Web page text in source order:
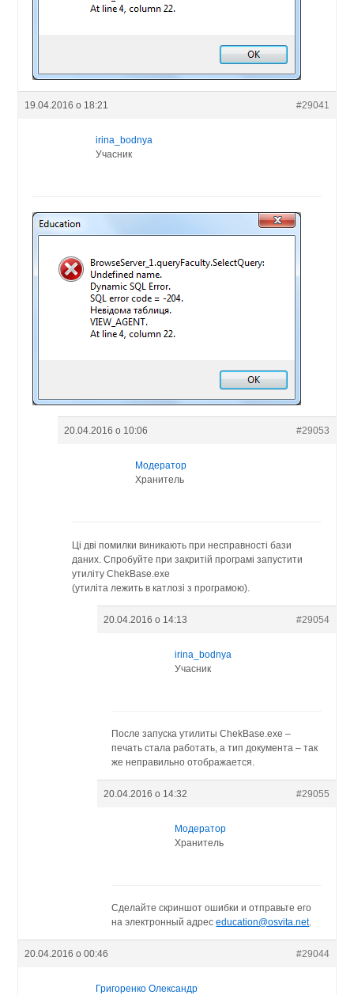
19.04.2016 о 18:21 #29041
irina_bodnya
Учасник
20.04.2016 о 10:06 #29053
Модератор
Хранитель
Ці дві помилки виникають при несправності бази
даних. Спробуйте при закритій програмі запустити
утиліту ChekBase.exe
(утиліта лежить в катлозі з програмою).
20.04.2016 о 14:13 #29054
irina_bodnya
Учасник
После запуска утилиты ChekBase.exe –
печать стала работать, а тип документа – так
же неправильно отображается.
20.04.2016 о 14:32 #29055
Модератор
Хранитель
Сделайте скриншот ошибки и отправьте его
на электронный адресeducation@osvita.net.
20.04.2016 о 00:46 #29044
Григоренко Олександр